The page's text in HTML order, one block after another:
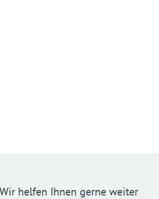
Wir helfen Ihnen gerne weiter